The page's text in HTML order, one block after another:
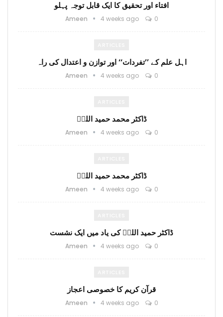
افتاء اور تحقیق کا ایک قابل توجہ پہلو
Ameen 4 weeks ago 0
اہل علم کے ’’تفردات‘‘ اور توازن و اعتدال کی راہ
Ameen 4 weeks ago 0
ڈاکٹر محمد حمید اللہؒ
Ameen 4 weeks ago 0
ڈاکٹر محمد حمید اللہؒ
Ameen 4 weeks ago 0
ڈاکٹر حمید اللہؒ کی یاد میں ایک نشست
Ameen 4 weeks ago 0
قرآن کریم کا خصوصی اعجاز
Ameen 4 weeks ago 0